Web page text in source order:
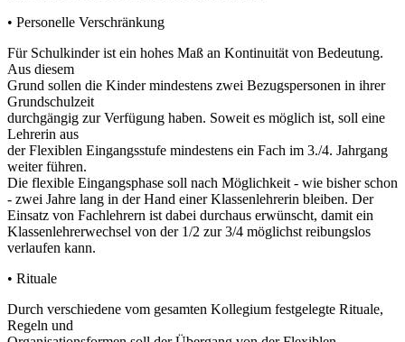
• Personelle Verschränkung
Für Schulkinder ist ein hohes Maß an Kontinuität von Bedeutung.
Aus diesem
Grund sollen die Kinder mindestens zwei Bezugspersonen in ihrer
Grundschulzeit
durchgängig zur Verfügung haben. Soweit es möglich ist, soll eine
Lehrerin aus
der Flexiblen Eingangsstufe mindestens ein Fach im 3./4. Jahrgang
weiter führen.
Die flexible Eingangsphase soll nach Möglichkeit - wie bisher schon
- zwei Jahre lang in der Hand einer Klassenlehrerin bleiben. Der
Einsatz von Fachlehrern ist dabei durchaus erwünscht, damit ein
Klassenlehrerwechsel von der 1/2 zur 3/4 möglichst reibungslos
verlaufen kann.
• Rituale
Durch verschiedene vom gesamten Kollegium festgelegte Rituale,
Regeln und